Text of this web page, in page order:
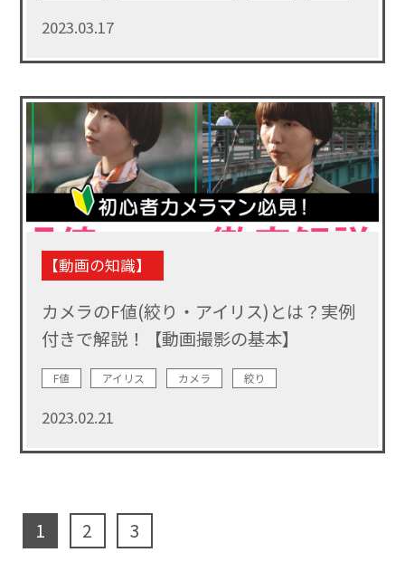
2023.03.17
【動画の知識】
カメラのF値(絞り・アイリス)とは？実例
付きで解説！【動画撮影の基本】
F値 アイリス カメラ 絞り
2023.02.21
1 2 3